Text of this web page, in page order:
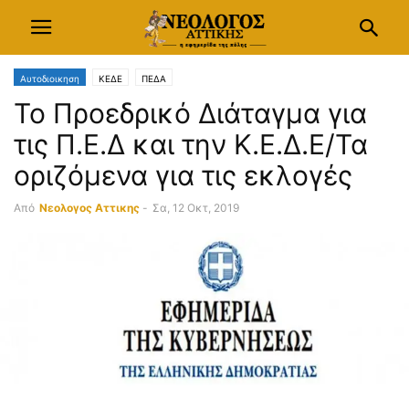
Αυτοδιοικηση ΚΕΔΕ ΠΕΔΑ
Το Προεδρικό Διάταγμα για
τις Π.Ε.Δ και την Κ.Ε.Δ.Ε/Τα
οριζόμενα για τις εκλογές
Από Νεολογος Αττικης - Σα, 12 Οκτ, 2019